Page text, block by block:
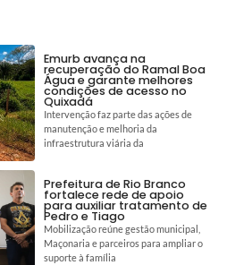
Emurb avança na
recuperação do Ramal Boa
Água e garante melhores
condições de acesso no
Quixadá
Intervenção faz parte das ações de
manutenção e melhoria da
infraestrutura viária da
Prefeitura de Rio Branco
fortalece rede de apoio
para auxiliar tratamento de
Pedro e Tiago
Mobilização reúne gestão municipal,
Maçonaria e parceiros para ampliar o
suporte à família